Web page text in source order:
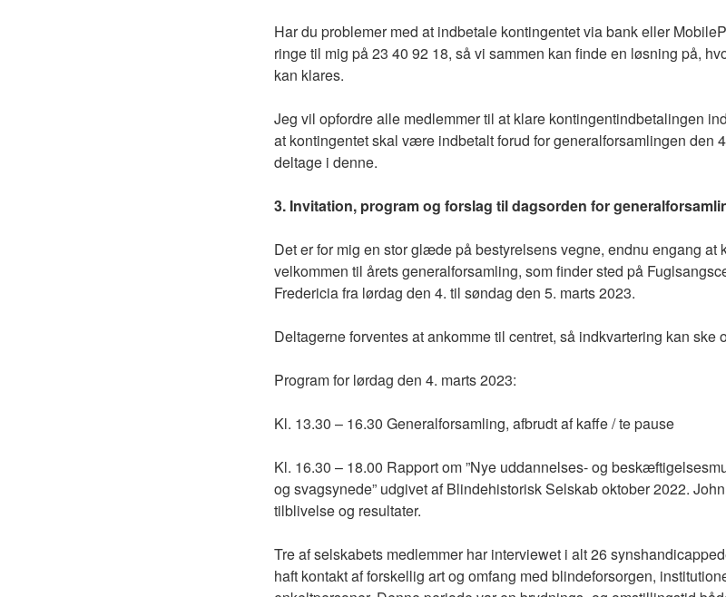
Har du problemer med at indbetale kontingentet via bank eller
ringe til mig på 23 40 92 18, så vi sammen kan finde en løsning på,
kan klares.
Jeg vil opfordre alle medlemmer til at klare kontingentindbetalingen
at kontingentet skal være indbetalt forud for generalforsamlingen den
deltage i denne.
3. Invitation, program og forslag til dagsorden for
Det er for mig en stor glæde på bestyrelsens vegne, endnu engang at
velkommen til årets generalforsamling, som finder sted på
Fredericia fra lørdag den 4. til søndag den 5. marts 2023.
Deltagerne forventes at ankomme til centret, så indkvartering kan ske
Program for lørdag den 4. marts 2023:
Kl. 13.30 – 16.30 Generalforsamling, afbrudt af kaffe / te pause
Kl. 16.30 – 18.00 Rapport om ”Nye uddannelses- og
og svagsynede” udgivet af Blindehistorisk Selskab oktober 2022.
tilblivelse og resultater.
Tre af selskabets medlemmer har interviewet i alt 26
haft kontakt af forskellig art og omfang med blindeforsorgen,